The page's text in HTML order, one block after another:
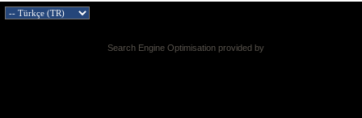
Search Engine Optimisation provided by